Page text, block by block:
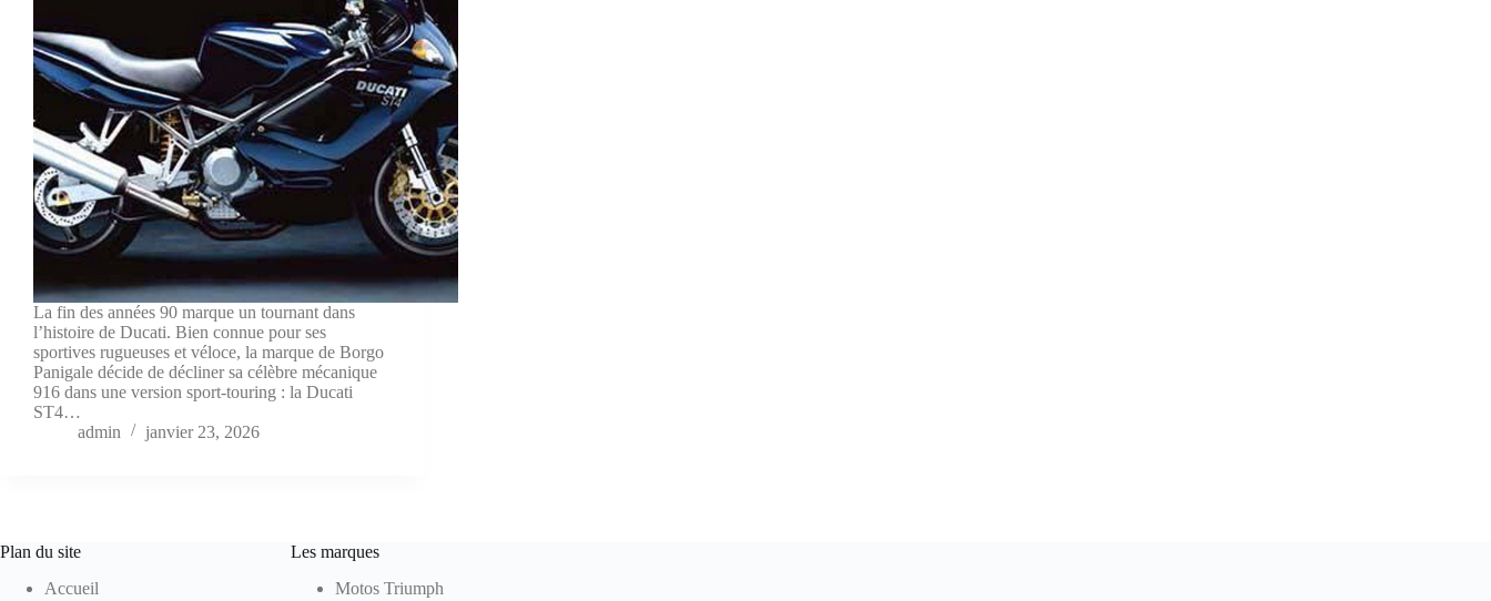
La fin des années 90 marque un tournant dans
l’histoire de Ducati. Bien connue pour ses
sportives rugueuses et véloce, la marque de Borgo
Panigale décide de décliner sa célèbre mécanique
916 dans une version sport-touring : la Ducati
ST4…
admin
janvier 23, 2026
Plan du site
Accueil
Les marques
Motos Triumph